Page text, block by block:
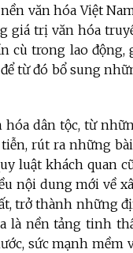
văn hóa Việt
giá trị văn hóa
cù trong lao
từ đó bổ sung
dân tộc, từ
rút ra những
luật khách quan
nội dung mới về
trở thành những
là nền tảng tinh
sức mạnh mềm